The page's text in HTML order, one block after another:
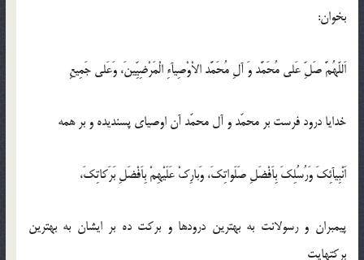
بخوان:
اَللّهُمَّ صَلِّ عَلی مُحَمَّد وَ آلِ مُحَمَّد الاْوْصِیآءِ الْمَرْضِیِّینَ، وَعَلی جَمِیعِ
خدایا درود فرست بر محمّد و آل محمّد آن اوصیای پسندیده و بر همه
اَنْبِیآئِکَ وَرُسُلِکَ بِاَفْضَلِ صَلَواتِکَ، وَبارِکْ عَلَیْهِمْ بِاَفْضَلِ بَرَکاتِکَ،
پیمبران و رسولانت به بهترین درودها و برکت ده بر ایشان به بهترین
برکتهایت